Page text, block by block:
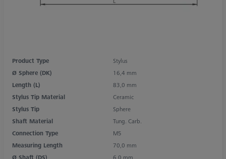
Product Type
Stylus
Ø Sphere (DK)
16,4 mm
Length (L)
83,0 mm
Stylus Tip Material
Ceramic
Stylus Tip
Sphere
Shaft Material
Tung. Carb.
Connection Type
M5
Measuring Length
70,0 mm
Ø Shaft (DS)
6,0 mm